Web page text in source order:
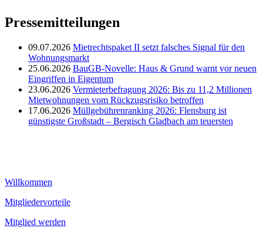
Pressemitteilungen
09.07.2026 Mietrechtspaket II setzt falsches Signal für den
Wohnungsmarkt
25.06.2026 BauGB-Novelle: Haus & Grund warnt vor neuen
Eingriffen in Eigentum
23.06.2026 Vermieterbefragung 2026: Bis zu 11,2 Millionen
Mietwohnungen vom Rückzugsrisiko betroffen
17.06.2026 Müllgebührenranking 2026: Flensburg ist
günstigste Großstadt – Bergisch Gladbach am teuersten
Willkommen
Mitgliedervorteile
Mitglied werden